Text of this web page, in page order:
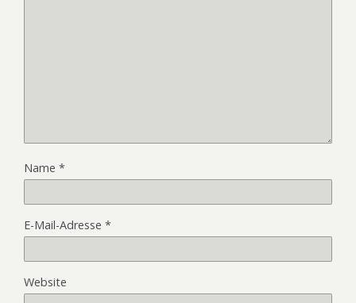
Name *
E-Mail-Adresse *
Website